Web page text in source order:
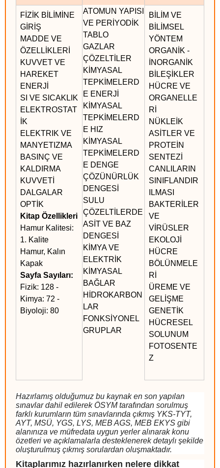
FİZİK BİLİMİNE
GİRİŞ
MADDE VE
ÖZELLİKLERİ
KUVVET VE
HAREKET
ENERJİ
SI VE SICAKLIK
ELEKTROSTAT
İK
ELEKTRIK VE
MANYETIZMA
BASINÇ VE
KALDIRMA
KUVVETİ
DALGALAR
OPTİK
Kitap Özellikleri
Hamur Kalitesi:
1. Kalite
Hamur, Kalın
Kapak
Sayfa Sayıları:
Fizik: 128 -
Kimya: 72 -
Biyoloji: 80
ATOMUN YAPISI
VE PERİYODİK
TABLO
GAZLAR
ÇÖZELTİLER
KİMYASAL
TEPKİMELERD
E ENERJİ
KİMYASAL
TEPKİMELERD
E HIZ
KİMYASAL
TEPKİMELERD
E DENGE
ÇÖZÜNÜRLÜK
DENGESİ
SULU
ÇÖZELTİLERDE
ASİT VE BAZ
DENGESİ
KİMYA VE
ELEKTRİK
KİMYASAL
BAĞLAR
HİDROKARBON
LAR
FONKSİYONEL
GRUPLAR
BİLİM VE
BİLİMSEL
YÖNTEM
ORGANİK -
İNORGANİK
BİLEŞİKLER
HÜCRE VE
ORGANELLE
Rİ
NÜKLEİK
ASİTLER VE
PROTEİN
SENTEZİ
CANLILARIN
SINIFLANDIR
ILMASI
BAKTERİLER
VE
VİRÜSLER
EKOLOJİ
HÜCRE
BÖLÜNMELE
Rİ
ÜREME VE
GELİŞME
GENETİK
HÜCRESEL
SOLUNUM
FOTOSENTE
Z
Hazırlamış olduğumuz bu kaynak en son yapılan
sınavlar dahil edilerek ÖSYM tarafından sorulmuş
farklı kurumların tüm sınavlarında çıkmış YKS-TYT,
AYT, MSÜ, YGS, LYS, MEB AGS, MEB EKYS gibi
alanınıza ve müfredata uygun yerler alınarak konu
özetleri ve açıklamalarla desteklenerek detaylı şekilde
oluşturulmuş çıkmış sorulardan oluşmaktadır.
Kitaplarımız hazırlanırken nelere dikkat